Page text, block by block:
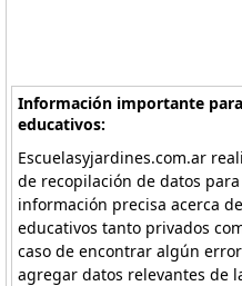
Información importante
educativos:
Escuelasyjardines.com.ar
de recopilación de datos
información precisa acerca
educativos tanto privados
caso de encontrar algún
agregar datos relevantes de